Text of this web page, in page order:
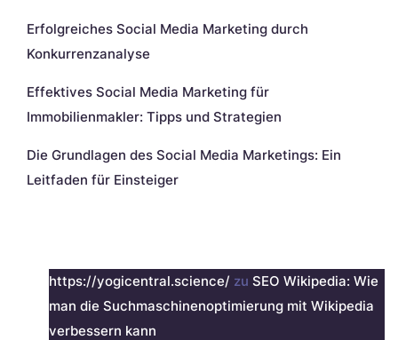
Erfolgreiches Social Media Marketing durch
Konkurrenzanalyse
Effektives Social Media Marketing für
Immobilienmakler: Tipps und Strategien
Die Grundlagen des Social Media Marketings: Ein
Leitfaden für Einsteiger
https://yogicentral.science/ zu SEO Wikipedia: Wie
man die Suchmaschinenoptimierung mit Wikipedia
verbessern kann